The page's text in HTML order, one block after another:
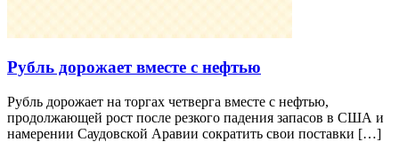
Рубль дорожает вместе с нефтью
Рубль дорожает на торгах четверга вместе с нефтью,
продолжающей рост после резкого падения запасов в США и
намерении Саудовской Аравии сократить свои поставки […]